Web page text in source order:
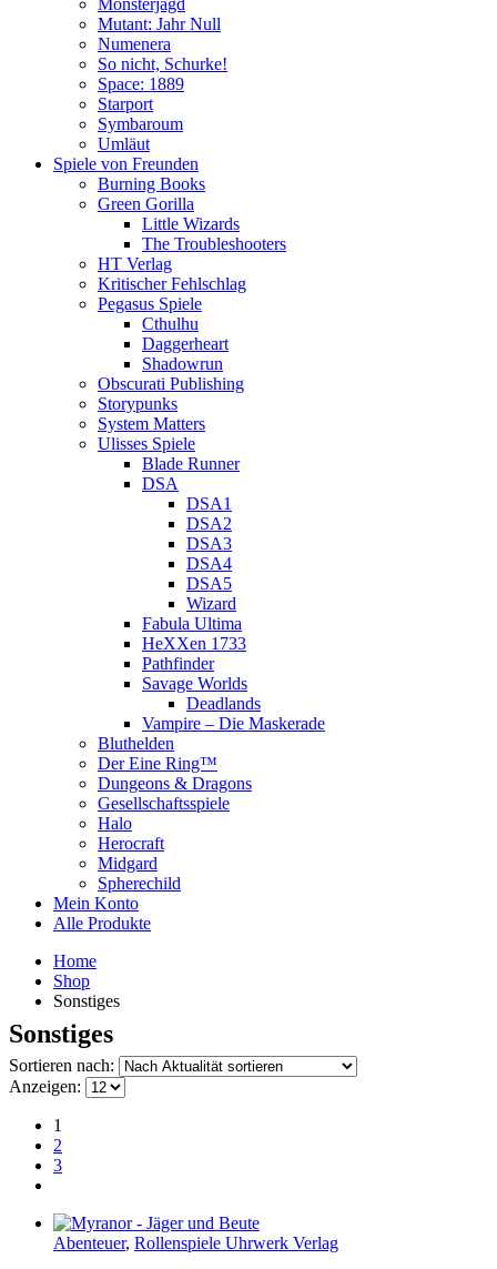
Monsterjagd
Mutant: Jahr Null
Numenera
So nicht, Schurke!
Space: 1889
Starport
Symbaroum
Umläut
Spiele von Freunden
Burning Books
Green Gorilla
Little Wizards
The Troubleshooters
HT Verlag
Kritischer Fehlschlag
Pegasus Spiele
Cthulhu
Daggerheart
Shadowrun
Obscurati Publishing
Storypunks
System Matters
Ulisses Spiele
Blade Runner
DSA
DSA1
DSA2
DSA3
DSA4
DSA5
Wizard
Fabula Ultima
HeXXen 1733
Pathfinder
Savage Worlds
Deadlands
Vampire – Die Maskerade
Bluthelden
Der Eine Ring™
Dungeons & Dragons
Gesellschaftsspiele
Halo
Herocraft
Midgard
Spherechild
Mein Konto
Alle Produkte
Home
Shop
Sonstiges
Sonstiges
Sortieren nach:
Anzeigen:
1
2
3
Abenteuer, Rollenspiele Uhrwerk Verlag